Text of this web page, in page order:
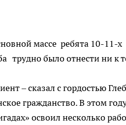
массе ребята 10-11-
трудно было отнести ни к
– сказал с гордостью
гражданство. В этом
освоил несколько